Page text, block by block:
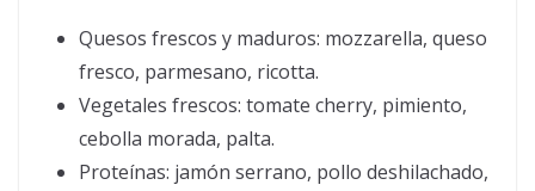
Quesos frescos y maduros: mozzarella, queso
fresco, parmesano, ricotta.
Vegetales frescos: tomate cherry, pimiento,
cebolla morada, palta.
Proteínas: jamón serrano, pollo deshilachado,